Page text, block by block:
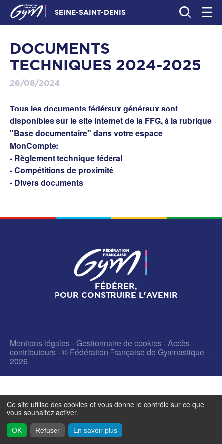
SEINE-SAINT-DENIS
DOCUMENTS
TECHNIQUES 2024-2025
26/08/2024
Tous les documents fédéraux généraux sont
disponibles sur le site internet de la FFG, à la rubrique
"Base documentaire" dans votre espace
MonCompte:
- Règlement technique fédéral
- Compétitions de proximité
- Divers documents
FÉDÉRER,
POUR CONSTRUIRE L'AVENIR
Mentions légales-Gestionnaire de cookies-Accès
contributeurs- © Fédération Française de Gymnastique -
2026
Ce site utilise des cookies et vous donne le contrôle sur ce que
vous souhaitez activer.
OK Refuser En savoir plus